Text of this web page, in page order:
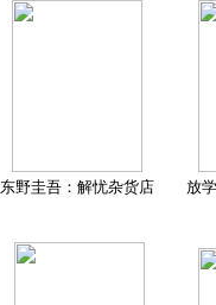
东野圭吾：解忧杂货店 放